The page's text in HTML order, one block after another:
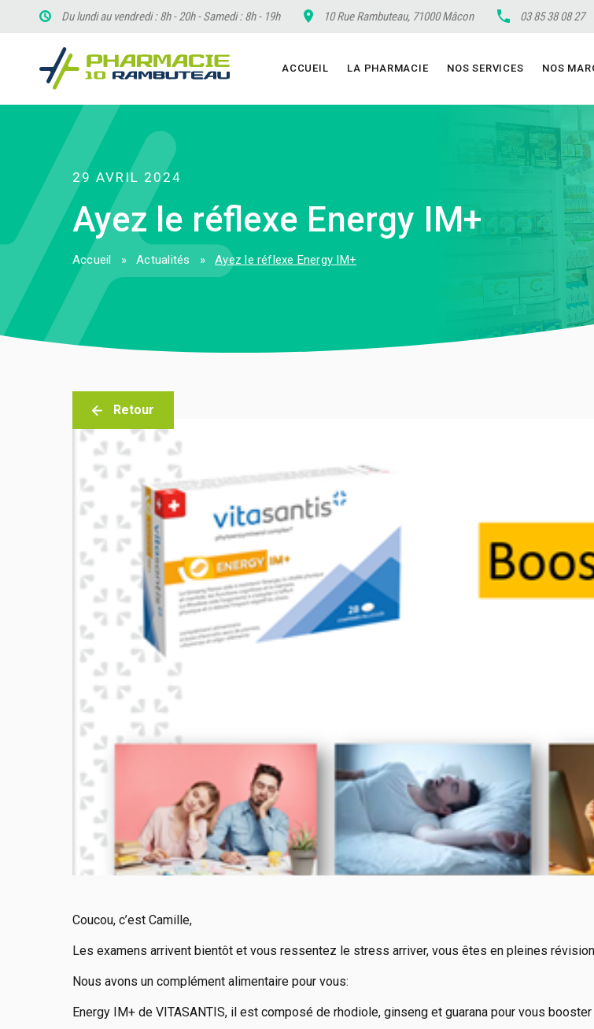
Du lundi au vendredi : 8h - 20h - Samedi : 8h - 19h 10 Rue Rambuteau, 71000 Mâcon 03 85 38 08 27
ACCUEIL LA PHARMACIE NOS SERVICES NOS
29 AVRIL 2024
Ayez le réflexe Energy IM+
Accueil » Actualités » Ayez le réflexe Energy IM+
Retour
Coucou, c’est Camille,
Les examens arrivent bientôt et vous ressentez le stress arriver, vous êtes en pleines
Nous avons un complément alimentaire pour vous:
Energy IM+ de VITASANTIS, il est composé de rhodiole, ginseng et guarana pour vous